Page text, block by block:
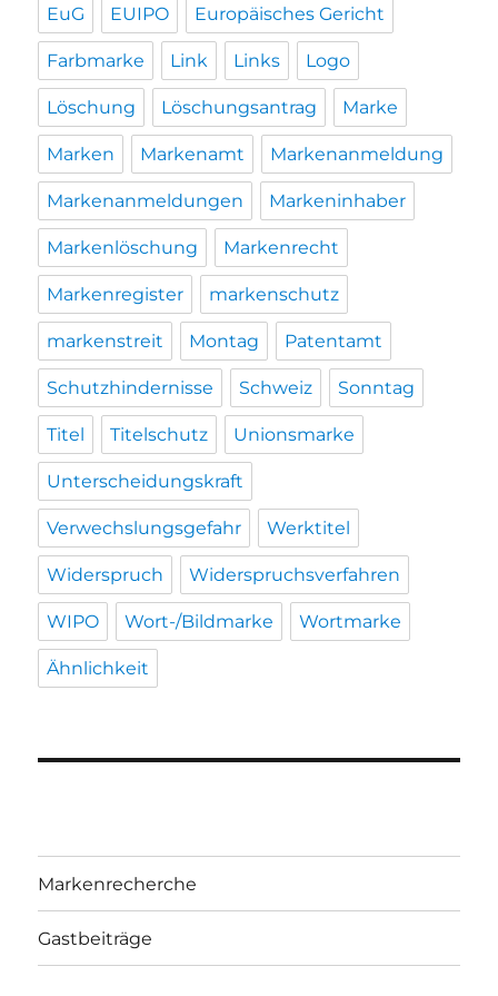
EuG EUIPO Europäisches Gericht
Farbmarke Link Links Logo
Löschung Löschungsantrag Marke
Marken Markenamt Markenanmeldung
Markenanmeldungen Markeninhaber
Markenlöschung Markenrecht
Markenregister markenschutz
markenstreit Montag Patentamt
Schutzhindernisse Schweiz Sonntag
Titel Titelschutz Unionsmarke
Unterscheidungskraft
Verwechslungsgefahr Werktitel
Widerspruch Widerspruchsverfahren
WIPO Wort-/Bildmarke Wortmarke
Ähnlichkeit
Markenrecherche
Gastbeiträge